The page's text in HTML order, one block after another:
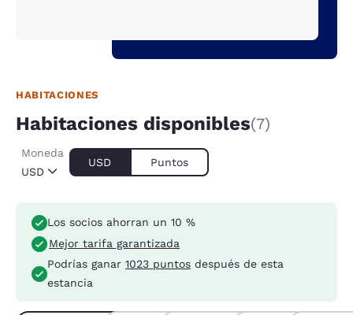
HABITACIONES
Habitaciones disponibles(7)
USD
Moneda
USD Puntos
Los socios ahorran un 10 %
Mejor tarifa garantizada
Podrías ganar 1023 puntos después de esta
estancia